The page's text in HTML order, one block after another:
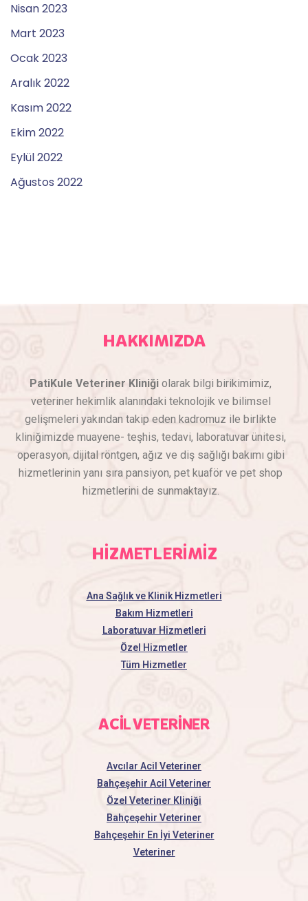
Nisan 2023
Mart 2023
Ocak 2023
Aralık 2022
Kasım 2022
Ekim 2022
Eylül 2022
Ağustos 2022
HAKKIMIZDA
PatiKule Veteriner Kliniği olarak bilgi birikimimiz,
veteriner hekimlik alanındaki teknolojik ve bilimsel
gelişmeleri yakından takip eden kadromuz ile birlikte
kliniğimizde muayene- teşhis, tedavi, laboratuvar ünitesi,
operasyon, dijital röntgen, ağız ve diş sağlığı bakımı gibi
hizmetlerinin yanı sıra pansiyon, pet kuaför ve pet shop
hizmetlerini de sunmaktayız.
HİZMETLERİMİZ
Ana Sağlık ve Klinik Hizmetleri
Bakım Hizmetleri
Laboratuvar Hizmetleri
Özel Hizmetler
Tüm Hizmetler
ACİL VETERİNER
Avcılar Acil Veteriner
Bahçeşehir Acil Veteriner
Özel Veteriner Kliniği
Bahçeşehir Veteriner
Bahçeşehir En İyi Veteriner
Veteriner